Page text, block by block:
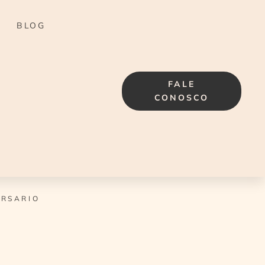
BLOG
FALE
CONOSCO